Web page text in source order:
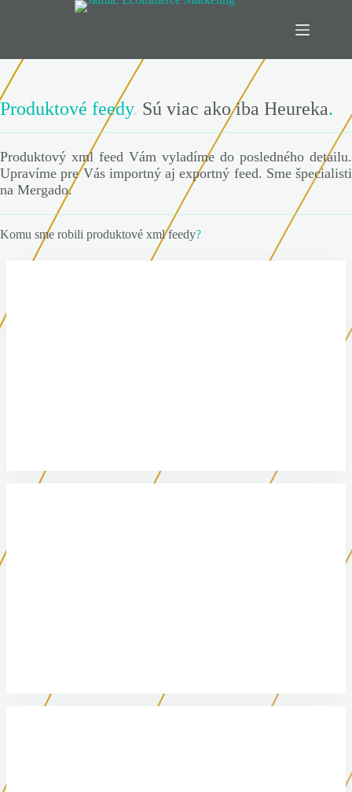
Produktové feedy. Sú viac ako iba Heureka.
Produktový xml feed Vám vyladíme do posledného detailu.
Upravíme pre Vás importný aj exportný feed. Sme špecialisti
na Mergado.
Komu sme robili produktové xml feedy?